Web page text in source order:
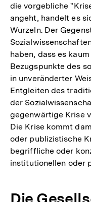
die vorgebliche
angeht, handelt es
Wurzeln. Der
haben, dass es
Bezugspunkte des
in unveränderter
Entgleiten des
der
gegenwärtige Krise
Die Krise kommt
oder publizistische
begriffliche oder
institutionellen oder
Die